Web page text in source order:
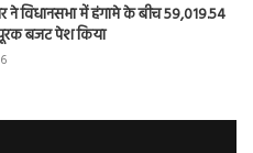
ने विधानसभा में हंगामे के बीच 59,019.54
बजट पेश किया